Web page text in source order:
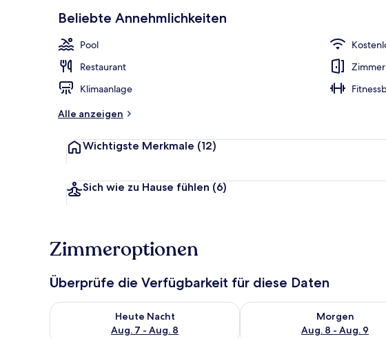
Beliebte Annehmlichkeiten
Pool
Restaurant
Klimaanlage
Alle anzeigen
Wichtigste Merkmale (12)
Sich wie zu Hause fühlen (6)
Zimmeroptionen
Überprüfe die Verfügbarkeit für diese Daten
Heute Nacht
Aug. 7 - Aug. 8
Überprüfe die Verfügbarkeit für heute Nacht, Aug. 7 - Aug. 8.
Morgen
Aug. 8 - Aug. 9
Überprüfe die Verfügbarkeit